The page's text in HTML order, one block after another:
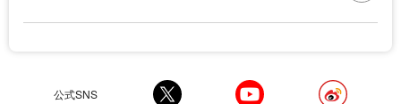
公式SNS